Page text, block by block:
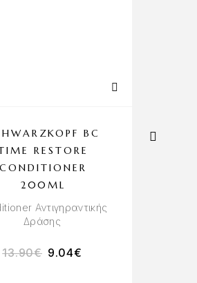
BC
RESTORE
CONDITIONER
200ML
Αντιγηραντικής
Δράσης
13.90€ 9.04€